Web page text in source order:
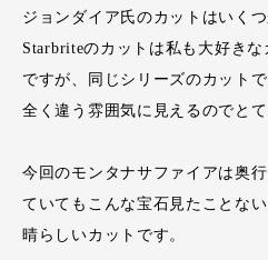
ジョンダイア氏のカットはいく
Starbriteのカットは私も大好き
ですが、同じシリーズのカット
全く違う雰囲気に見えるのでとて
今回のモンタナサファイアは奥
ていてもこんな宝石見たことな
晴らしいカットです。